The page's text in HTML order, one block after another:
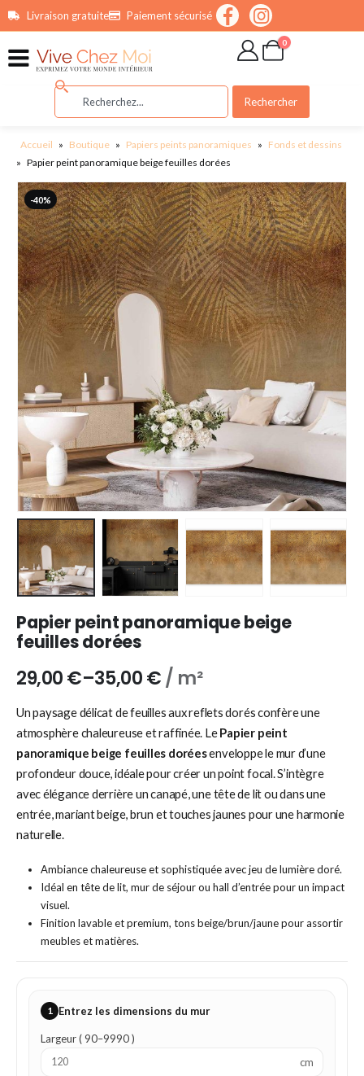
principalLivraison gratuite Paiement sécurisé
0
Rechercher
Accueil » Boutique » Papiers peints panoramiques » Fonds et dessins
» Papier peint panoramique beige feuilles dorées
-40%
Papier peint panoramique beige
feuilles dorées
29,00€–35,00€/ m²
Un paysage délicat de feuilles aux reflets dorés confère une
atmosphère chaleureuse et raffinée. LePapier peint
panoramique beige feuilles doréesenveloppe le mur d’une
profondeur douce, idéale pour créer un point focal. S’intègre
avec élégance derrière un canapé, une tête de lit ou dans une
entrée, mariant beige, brun et touches jaunes pour une harmonie
naturelle.
Ambiance chaleureuse et sophistiquée avec jeu de lumière doré.
Idéal en tête de lit, mur de séjour ou hall d’entrée pour un impact
visuel.
Finition lavable et premium, tons beige/brun/jaune pour assortir
meubles et matières.
1 Entrez les dimensions du mur
Largeur ( 90–9990 )
cm